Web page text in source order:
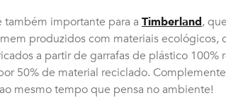
importante para a Timberland,
produzidos com materiais ecológicos,
a partir de garrafas de plástico 100%
50% de material reciclado.
mesmo tempo que pensa no ambiente!